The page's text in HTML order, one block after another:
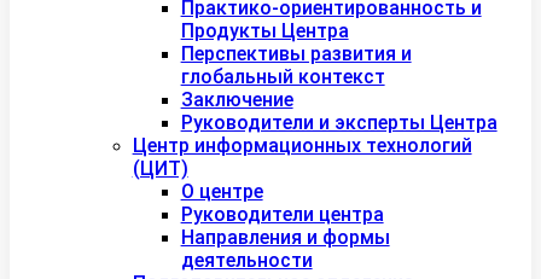
Практико-ориентированность и
Продукты Центра
Перспективы развития и
глобальный контекст
Заключение
Руководители и эксперты Центра
Центр информационных технологий
(ЦИТ)
О центре
Руководители центра
Направления и формы
деятельности